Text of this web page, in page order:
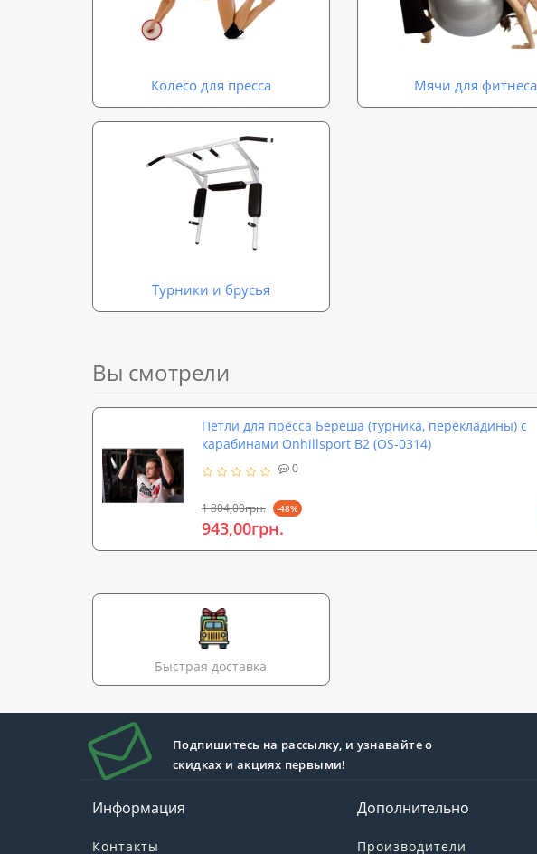
Колесо для пресса Мячи для фитнеса
Турники и брусья
Вы смотрели
Петли для пресса Береша (турника, перекладины) с
карабинами Onhillsport B2 (OS-0314)
0
1 804,00грн. -48%
943,00грн.
Быстрая доставка
Подпишитесь на рассылку, и узнавайте о
скидках и акциях первыми!
Информация
Контакты
Дополнительно
Производители